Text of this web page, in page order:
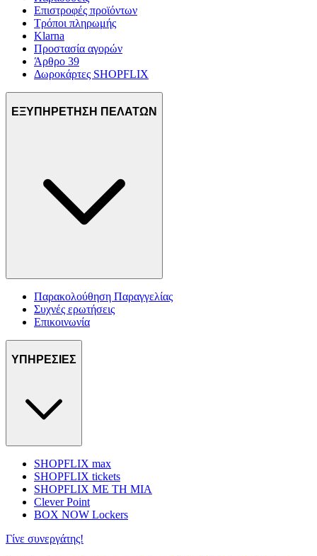
Επιστροφές προϊόντων
Τρόποι πληρωμής
Klarna
Προστασία αγορών
Άρθρο 39
Δωροκάρτες SHOPFLIX
ΕΞΥΠΗΡΕΤΗΣΗ ΠΕΛΑΤΩΝ
Παρακολούθηση Παραγγελίας
Συχνές ερωτήσεις
Επικοινωνία
ΥΠΗΡΕΣΙΕΣ
SHOPFLIX max
SHOPFLIX tickets
SHOPFLIX ΜΕ ΤΗ ΜΙΑ
Clever Point
BOX NOW Lockers
Γίνε συνεργάτης!